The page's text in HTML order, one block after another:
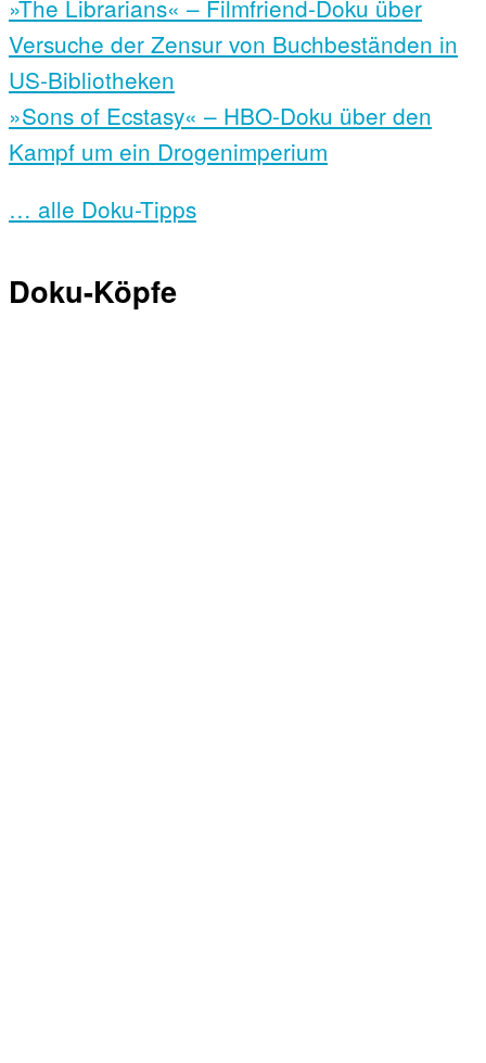
»The Librarians« – Filmfriend-Doku über
Versuche der Zensur von Buchbeständen in
US-Bibliotheken
»Sons of Ecstasy« – HBO-Doku über den
Kampf um ein Drogenimperium
… alle Doku-Tipps
Doku-Köpfe